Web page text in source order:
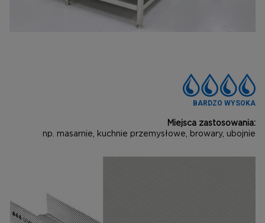
BARDZO WYSOKA
Miejsca zastosowania:
np. masarnie, kuchnie przemysłowe, browary, ubojnie